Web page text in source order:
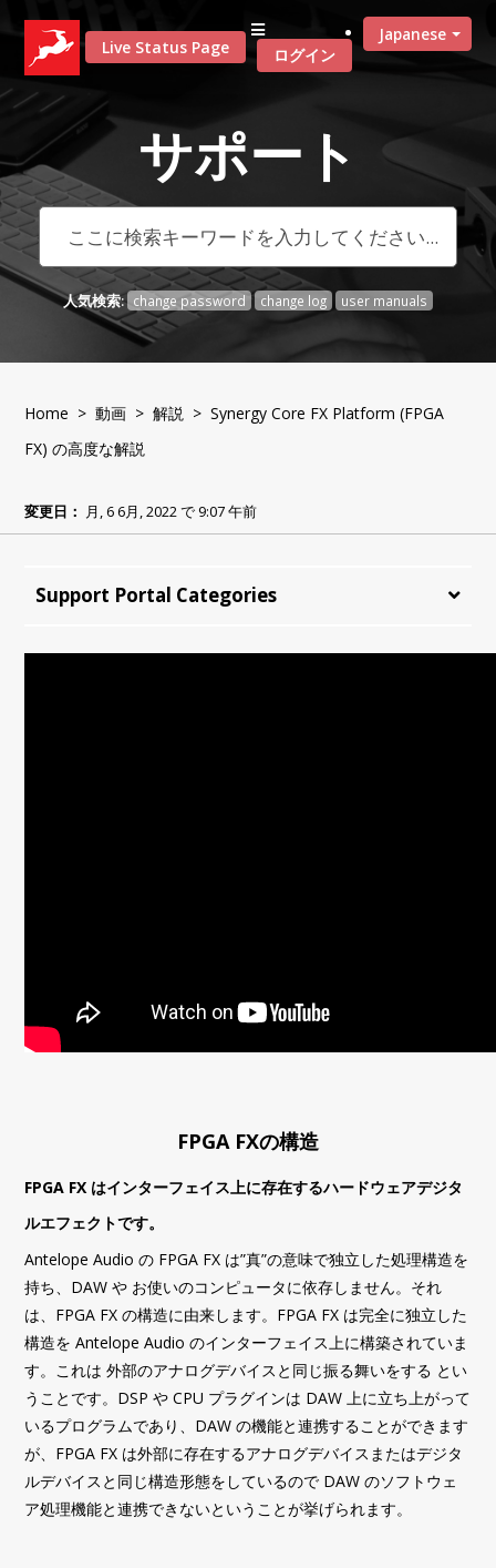
Live Status Page
Japanese
ログイン
サポート
人気検索: change password change log user manuals
Home >動画 >解説 > Synergy Core FX Platform (FPGA
FX) の高度な解説
変更日： 月, 6 6月, 2022 で 9:07 午前
Support Portal Categories
FPGA FXの構造
FPGA FX はインターフェイス上に存在するハードウェアデジタ
ルエフェクトです。
Antelope Audio の FPGA FX は”真”の意味で独立した処理構造を
持ち、DAW や お使いのコンピュータに依存しません。それ
は、FPGA FX の構造に由来します。FPGA FX は完全に独立した
構造を Antelope Audio のインターフェイス上に構築されていま
す。これは 外部のアナログデバイスと同じ振る舞いをする とい
うことです。DSP や CPU プラグインは DAW 上に立ち上がって
いるプログラムであり、DAW の機能と連携することができます
が、FPGA FX は外部に存在するアナログデバイスまたはデジタ
ルデバイスと同じ構造形態をしているので DAW のソフトウェ
ア処理機能と連携できないということが挙げられます。